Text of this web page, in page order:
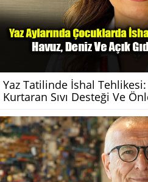
Yaz Tatilinde İshal
Kurtaran Sıvı Desteği Ve